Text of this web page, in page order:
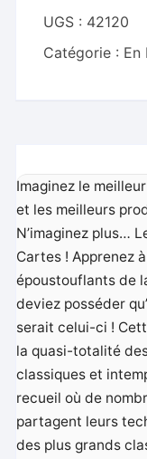
DVD
UGS : 42120
Catégorie : En
Imaginez le
et les meilleurs
N’imaginez plus…
Cartes ! Apprenez
époustouflants de
deviez posséder
serait celui-ci !
la quasi-totalité
classiques et
recueil où de
partagent leurs
des plus grands